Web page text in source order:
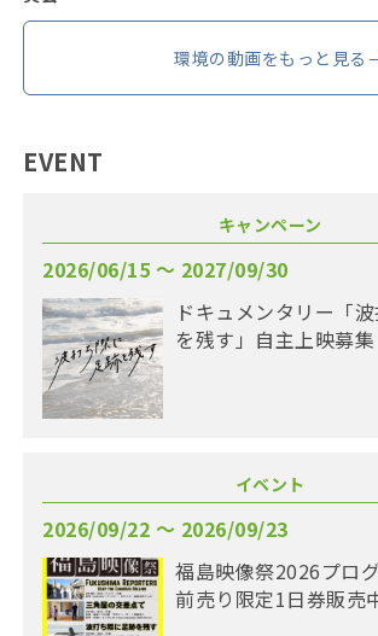
環境の動画をもっと見る
EVENT
キャンペーン
2026/06/15 〜 2027/09/30
ドキュメンタリー「
を残す」自主上映募集
イベント
2026/09/22 〜 2026/09/23
福島映像祭2026プロ
前売り限定1日券販売